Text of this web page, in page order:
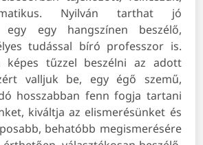
Nyilván tarthat jó
egy egy hangszínen beszélő,
tudással bíró professzor is.
képes tűzzel beszélni az adott
valljuk be, egy égő szemű,
hosszabban fenn fogja tartani
kiváltja az elismerésünket és
behatóbb megismerésére